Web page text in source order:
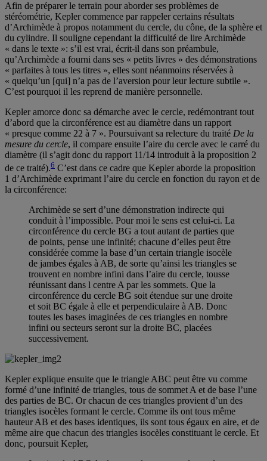
Afin de préparer le terrain pour aborder ses problèmes de
stéréométrie, Kepler commence par rappeler certains résultats
d’Archimède à propos notamment du cercle, du cône, de la sphère et
du cylindre. Il souligne cependant la difficulté de lire Archimède
« dans le texte »: s’il est vrai, écrit-il dans son préambule,
qu’Archimède a fourni dans ses « petits livres » des démonstrations
« parfaites à tous les titres », elles sont néanmoins réservées à
« quelqu’un [qui] n’a pas de l’aversion pour leur lecture subtile ».
C’est pourquoi il les reprend de manière personnelle.
Kepler amorce donc sa démarche avec le cercle, redémontrant tout
d’abord que la circonférence est au diamètre dans un rapport
« presque comme 22 à 7 ». Poursuivant sa relecture du traité De la
mesure du cercle, il compare ensuite l’aire du cercle avec le carré du
diamètre (il s’agit donc du rapport 11/14 introduit à la proposition 2
de ce traité).6 C’est dans ce cadre que Kepler aborde la proposition
1 d’Archimède exprimant l’aire du cercle en fonction du rayon et de
la circonférence:
Archimède se sert d’une démonstration indirecte qui
conduit à l’impossible. Pour moi le sens est celui-ci. La
circonférence du cercle BG a tout autant de parties que
de points, pense une infinité; chacune d’elles peut être
considérée comme la base d’un certain triangle isocèle
de jambes égales à AB, de sorte qu’ainsi les triangles se
trouvent en nombre infini dans l’aire du cercle, tousse
réunissant dans l centre A par les sommets. Que la
circonférence du cercle BG soit étendue sur une droite
et soit BC égale à elle et perpendiculaire à AB. Donc
toutes les bases imaginées de ces triangles en nombre
infini ou secteurs seront sur la droite BC, placées
successivement.
Kepler explique ensuite que le triangle ABC peut être vu comme
formé d’une infinité de triangles, tous de sommet A et de base l’une
des parties de BC. Or chacun de ces triangles provient d’un des
triangles isocèles formant le cercle. Comme ils ont tous même
hauteur AB et des bases identiques, ils sont tous égaux en aire, et de
même aire que chacun des triangles isocèles constituant le cercle. Et
donc, poursuit Kepler,